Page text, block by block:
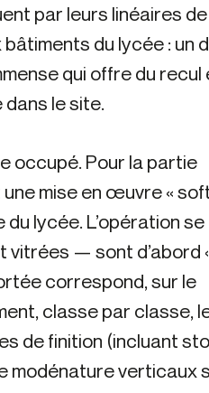
par leurs linéaires de
du lycée : un
qui offre du recul
dans le site.
occupé. Pour la partie
mise en œuvre « soft
lycée. L’opération se
— sont d’abord
correspond, sur le
classe par classe,
de finition (incluant
modénature verticaux